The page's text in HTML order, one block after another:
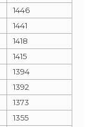
1446
1441
1418
1415
1394
1392
1373
1355